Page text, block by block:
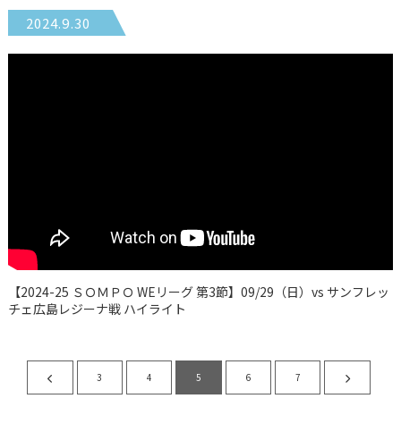
2024.9.30
【2024-25 ＳＯＭＰＯ WEリーグ 第3節】09/29（日）vs サンフレッ
チェ広島レジーナ戦 ハイライト
3 4 5 6 7